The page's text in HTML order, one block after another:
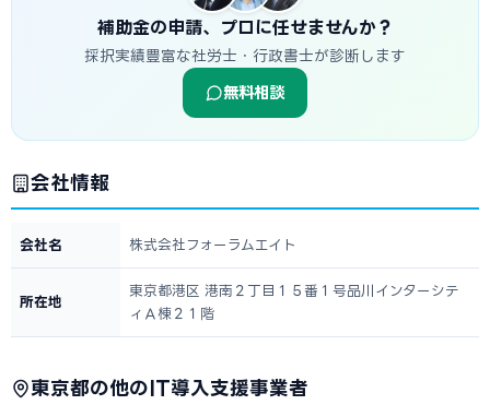
補助金の申請、プロに任せませんか？
採択実績豊富な社労士・行政書士が診断します
無料相談
会社情報
会社名 株式会社フォーラムエイト
所在地
東京都港区 港南２丁目１５番１号品川インターシテ
ィＡ棟２１階
東京都の他のIT導入支援事業者